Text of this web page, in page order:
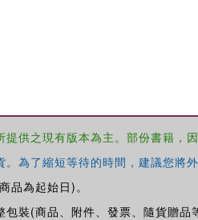
供之現有版本為主。部份書籍，
為了縮短等待的時間，建議您將
品為起始日)。
裝(商品、附件、發票、隨貨贈品